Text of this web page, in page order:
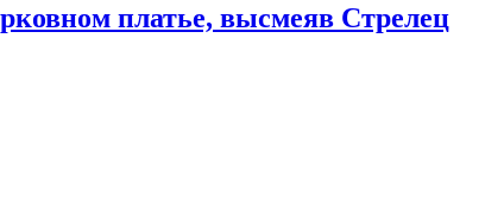
платье, высмеяв Стрелец